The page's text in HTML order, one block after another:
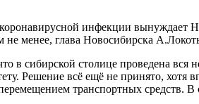
инфекции вынуждает
менее, глава Новосибирска
в сибирской столице проведена
Решение всё ещё не принято, хотя
транспортных